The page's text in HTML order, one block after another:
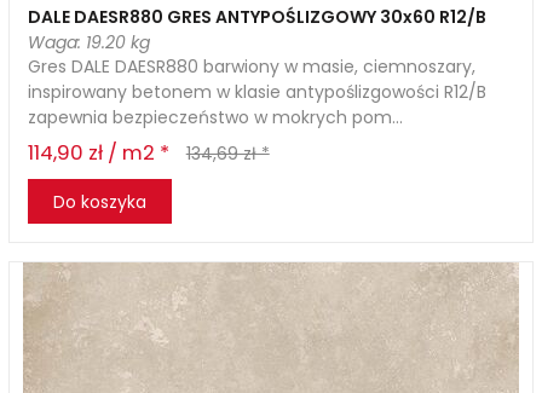
DALE DAESR880 GRES ANTYPOŚLIZGOWY 30x60 R12/B
Waga: 19.20 kg
Gres DALE DAESR880 barwiony w masie, ciemnoszary,
inspirowany betonem w klasie antypoślizgowości R12/B
zapewnia bezpieczeństwo w mokrych pom...
114,90 zł / m2 *
134,69 zł *
Do koszyka